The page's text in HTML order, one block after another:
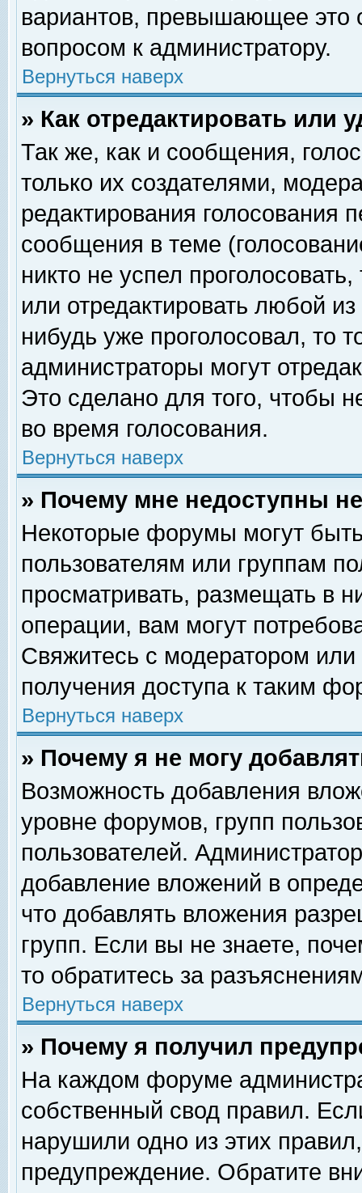
вариантов, превышающее это
вопросом к администратору.
Вернуться наверх
» Как отредактировать или
Так же, как и сообщения,
только их создателями,
редактирования голосования
сообщения в теме
никто не успел
или отредактировать любой
нибудь уже проголосовал, то
администраторы могут
Это сделано для того, чтобы
во время голосования.
Вернуться наверх
» Почему мне недоступны
Некоторые форумы могут
пользователям или группам
просматривать, размещать в
операции, вам могут
Свяжитесь с модератором
получения доступа к таким
Вернуться наверх
» Почему я не могу
Возможность добавления
уровне форумов, групп
пользователей.
добавление вложений в
что добавлять вложения
групп. Если вы не знаете,
то обратитесь за
Вернуться наверх
» Почему я получил
На каждом форуме
собственный свод правил.
нарушили одно из этих
предупреждение. Обратите